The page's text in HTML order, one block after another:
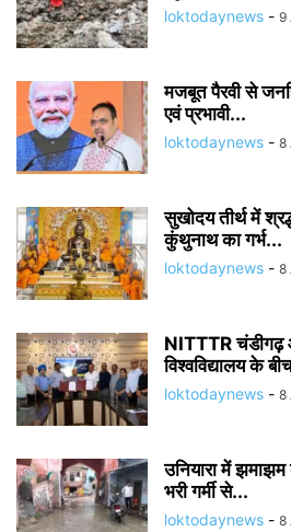
loktodaynews - 9
मजबूत पैरवी से
एवं प्रभावी...
loktodaynews - 8
सुखोदय तीर्थ में
कुंथुनाथ का गर्भ...
loktodaynews - 8
NITTTR चंडीगढ़
विश्वविद्यालय के
loktodaynews - 8
उनियारा में
भरी गर्मी से...
loktodaynews - 8